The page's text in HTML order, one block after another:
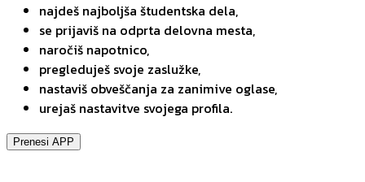
najdeš najboljša študentska dela,
se prijaviš na odprta delovna mesta,
naročiš napotnico,
pregleduješ svoje zaslužke,
nastaviš obveščanja za zanimive oglase,
urejaš nastavitve svojega profila.
Prenesi APP